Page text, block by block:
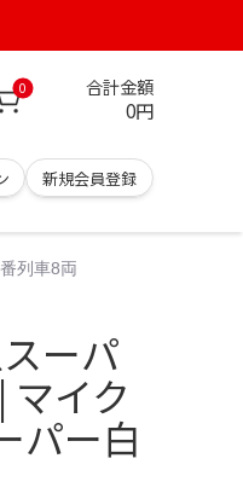
0 合計金額
0円
新規会員登録
列車8両
ーパ
イク
パー白